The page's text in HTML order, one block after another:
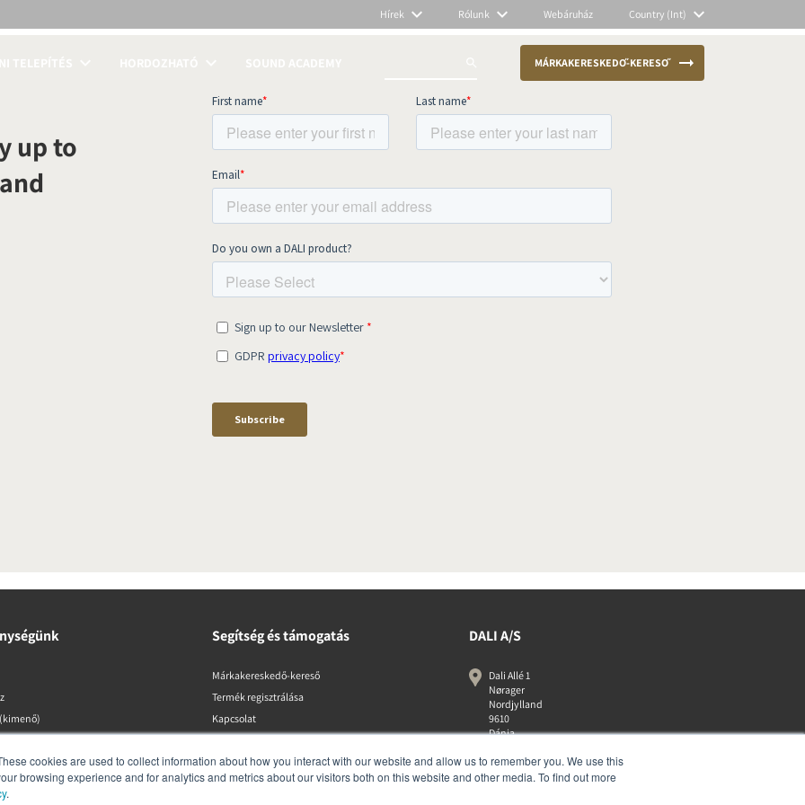
cookies are used to collect information about how you interact with our website and allow us to remember you. We use this
browsing experience and for analytics and metrics about our visitors both on this website and other media. To find out more
.
Hírek Rólunk Webáruház Country (Int)
MÁRKAKERESKEDŐ-KERESŐ
up to
Segítség és támogatás
Márkakereskedő-kereső
Termék regisztrálása
Kapcsolat
DALI szabályzatok
DALI A/S
Dali Allé 1
Nørager
Nordjylland
9610
Dánia
+45 9672 1155